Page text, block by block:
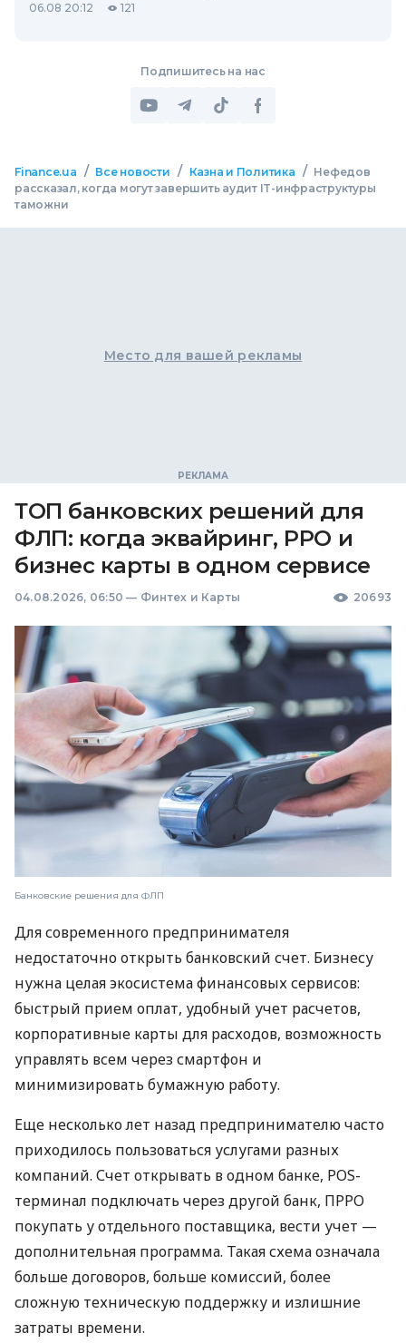
06.08 20:12 121
Подпишитесь на нас
Finance.ua / Все новости / Казна и Политика / Нефедов
рассказал, когда могут завершить аудит IT-инфраструктуры
таможни
Место для вашей рекламы
ТОП банковских решений для
ФЛП: когда эквайринг, РРО и
бизнес карты в одном сервисе
04.08.2026, 06:50 — Финтех и Карты 20693
Банковские решения для ФЛП
Для современного предпринимателя
недостаточно открыть банковский счет. Бизнесу
нужна целая экосистема финансовых сервисов:
быстрый прием оплат, удобный учет расчетов,
корпоративные карты для расходов, возможность
управлять всем через смартфон и
минимизировать бумажную работу.
Еще несколько лет назад предпринимателю часто
приходилось пользоваться услугами разных
компаний. Счет открывать в одном банке, POS-
терминал подключать через другой банк, ПРРО
покупать у отдельного поставщика, вести учет —
дополнительная программа. Такая схема означала
больше договоров, больше комиссий, более
сложную техническую поддержку и излишние
затраты времени.